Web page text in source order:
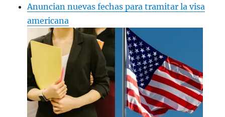
Anuncian nuevas fechas para tramitar la visa
americana